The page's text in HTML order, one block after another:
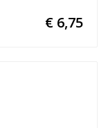
€ 6,75